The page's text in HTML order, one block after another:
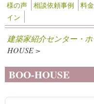
様の声
相談依頼事例 料金
イン
建築家紹介センター・
HOUSE >
BOO-HOUSE